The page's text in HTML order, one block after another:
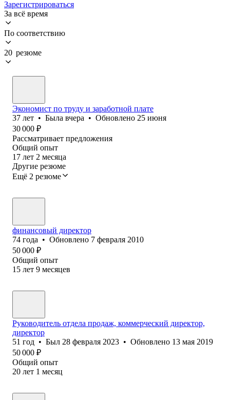
Зарегистрироваться
За всё время
По соответствию
20 резюме
Экономист по труду и заработной плате
37 лет • Была вчера • Обновлено 25 июня
30 000 ₽
Рассматривает предложения
Общий опыт
17 лет 2 месяца
Другие резюме
Ещё 2 резюме
финансовый директор
74 года • Обновлено 7 февраля 2010
50 000 ₽
Общий опыт
15 лет 9 месяцев
Руководитель отдела продаж, коммерческий директор,
директор
51 год • Был 28 февраля 2023 • Обновлено 13 мая 2019
50 000 ₽
Общий опыт
20 лет 1 месяц